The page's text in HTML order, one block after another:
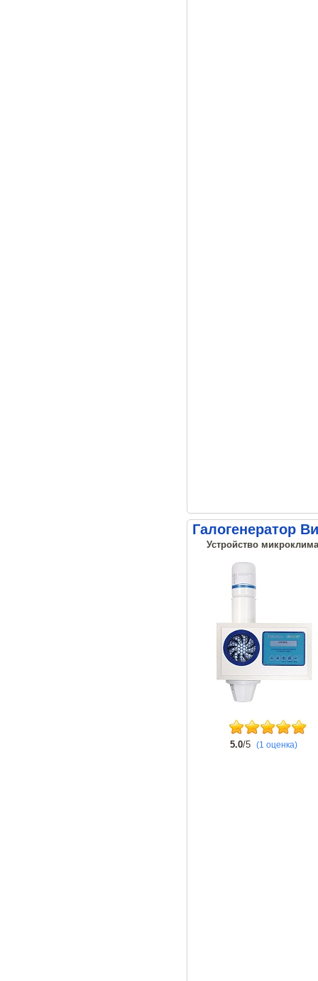
Галогенератор
Устройство
5.0/5 (1 оценка)